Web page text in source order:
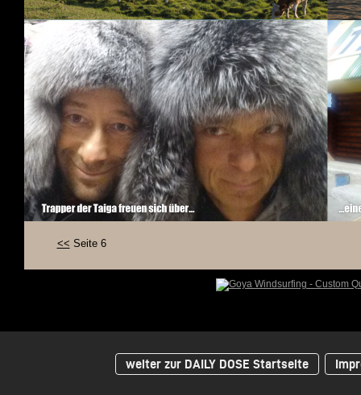
<< Seite 6
weiter zur DAILY DOSE Startseite